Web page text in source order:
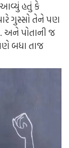
આવ્યું હતું કે
ગુસ્સો તેને પણ
અને પોતાની જ
બધા તાજ